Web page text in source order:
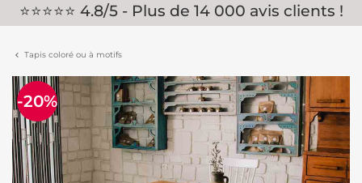
⭐⭐⭐⭐⭐ 4.8/5 - Plus de 14 000 avis clients !
Tapis coloré ou à motifs
-20%